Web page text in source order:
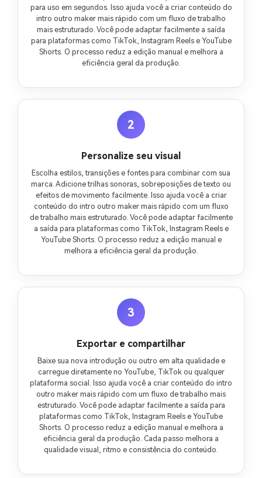
para uso em segundos. Isso ajuda você a criar conteúdo do
intro outro maker mais rápido com um fluxo de trabalho
mais estruturado. Você pode adaptar facilmente a saída
para plataformas como TikTok, Instagram Reels e YouTube
Shorts. O processo reduz a edição manual e melhora a
eficiência geral da produção.
2
Personalize seu visual
Escolha estilos, transições e fontes para combinar com sua
marca. Adicione trilhas sonoras, sobreposições de texto ou
efeitos de movimento facilmente. Isso ajuda você a criar
conteúdo do intro outro maker mais rápido com um fluxo
de trabalho mais estruturado. Você pode adaptar facilmente
a saída para plataformas como TikTok, Instagram Reels e
YouTube Shorts. O processo reduz a edição manual e
melhora a eficiência geral da produção.
3
Exportar e compartilhar
Baixe sua nova introdução ou outro em alta qualidade e
carregue diretamente no YouTube, TikTok ou qualquer
plataforma social. Isso ajuda você a criar conteúdo do intro
outro maker mais rápido com um fluxo de trabalho mais
estruturado. Você pode adaptar facilmente a saída para
plataformas como TikTok, Instagram Reels e YouTube
Shorts. O processo reduz a edição manual e melhora a
eficiência geral da produção. Cada passo melhora a
qualidade visual, ritmo e consistência do conteúdo.